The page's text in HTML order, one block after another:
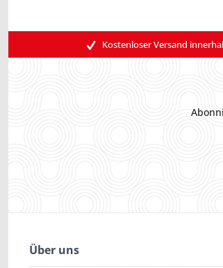
Kostenloser Versand
Über uns